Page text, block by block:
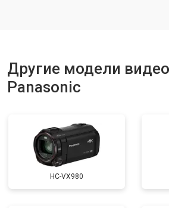
Другие модели
Panasonic
HC-VX980